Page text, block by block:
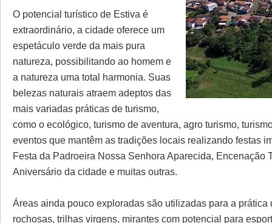
O potencial turístico de Estiva é
extraordinário, a cidade oferece um
espetáculo verde da mais pura
natureza, possibilitando ao homem e
a natureza uma total harmonia. Suas
belezas naturais atraem adeptos das
mais variadas práticas de turismo,
como o ecológico, turismo de aventura, agro turismo,
eventos que mantêm as tradições locais realizando festas
Festa da Padroeira Nossa Senhora Aparecida, Encenação
Aniversário da cidade e muitas outras.
Áreas ainda pouco exploradas são utilizadas para a
rochosas, trilhas virgens, mirantes com potencial para